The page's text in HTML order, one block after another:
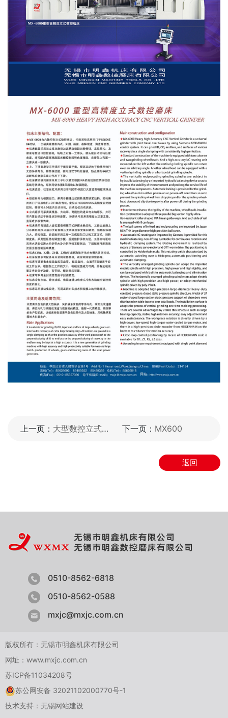
上一页： 大型数控立式超精机 下一页： MX600
返回
0510-8562-6818
0510-8562-0588
mxjc@mxjc.com.cn
版权所有：无锡市明鑫机床有限公司
网址：www.mxjc.com.cn
苏ICP备11034208号
苏公网安备 32021102000770号-1
技术支持： 无锡网站建设